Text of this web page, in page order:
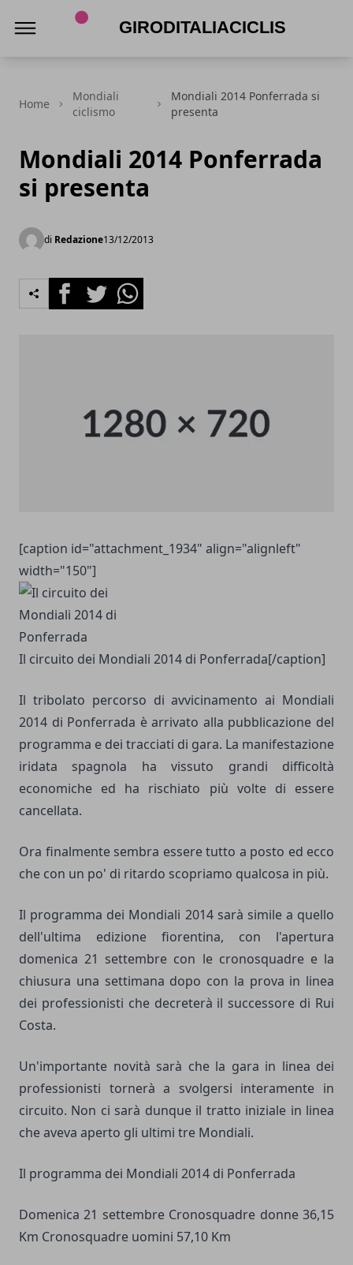
Home
Mondiali
ciclismo
Mondiali 2014 Ponferrada si
presenta
Mondiali 2014 Ponferrada
si presenta
di Redazione13/12/2013
FacebookTwitterWhatsapp
[caption id="attachment_1934" align="alignleft"
width="150"]
Il circuito dei Mondiali 2014 di Ponferrada[/caption]
Il tribolato percorso di avvicinamento ai Mondiali
2014 di Ponferrada è arrivato alla pubblicazione del
programma e dei tracciati di gara. La manifestazione
iridata spagnola ha vissuto grandi difficoltà
economiche ed ha rischiato più volte di essere
cancellata.
Ora finalmente sembra essere tutto a posto ed ecco
che con un po' di ritardo scopriamo qualcosa in più.
Il programma dei Mondiali 2014 sarà simile a quello
dell'ultima edizione fiorentina, con l'apertura
domenica 21 settembre con le cronosquadre e la
chiusura una settimana dopo con la prova in linea
dei professionisti che decreterà il successore di Rui
Costa.
Un'importante novità sarà che la gara in linea dei
professionisti tornerà a svolgersi interamente in
circuito. Non ci sarà dunque il tratto iniziale in linea
che aveva aperto gli ultimi tre Mondiali.
Il programma dei Mondiali 2014 di Ponferrada
Domenica 21 settembre Cronosquadre donne 36,15
Km Cronosquadre uomini 57,10 Km